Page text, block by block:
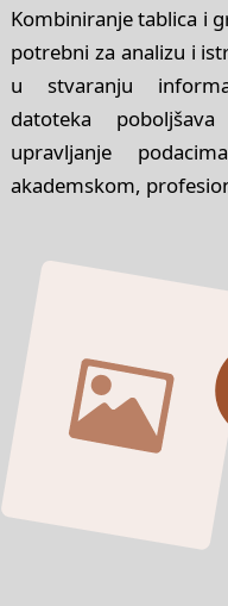
Kombiniranje tablica i
potrebni za analizu i
u stvaranju
datoteka
upravljanje
akademskom,